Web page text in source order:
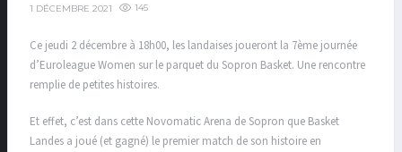
1 DÉCEMBRE 2021 145
Ce jeudi 2 décembre à 18h00, les landaises joueront la 7ème journée
d’Euroleague Women sur le parquet du Sopron Basket. Une rencontre
remplie de petites histoires.
Et effet, c’est dans cette Novomatic Arena de Sopron que Basket
Landes a joué (et gagné) le premier match de son histoire en